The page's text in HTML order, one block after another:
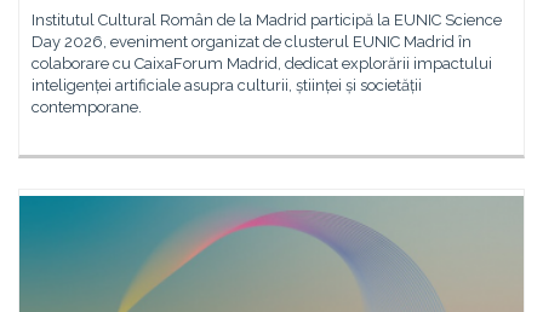
Institutul Cultural Român de la Madrid participă la EUNIC Science
Day 2026, eveniment organizat de clusterul EUNIC Madrid în
colaborare cu CaixaForum Madrid, dedicat explorării impactului
inteligenței artificiale asupra culturii, științei și societății
contemporane.